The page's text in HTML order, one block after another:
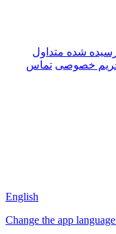
شده متداول
خصوصی تماس
English
Change the app